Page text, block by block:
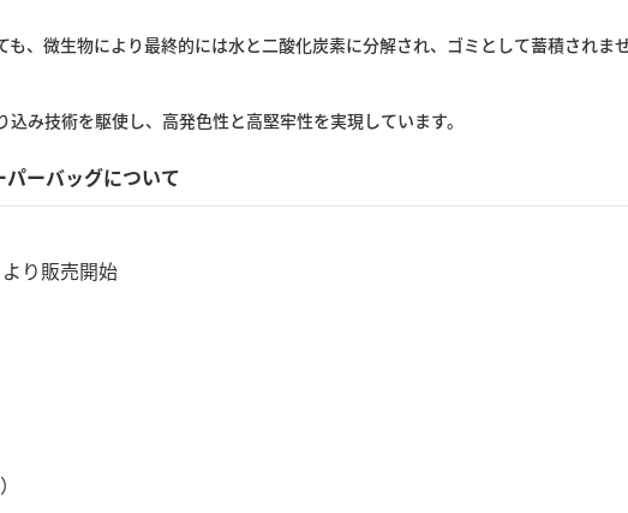
も、微生物により最終的には水と二酸化炭素に分解され、ゴミとして蓄積されませ
み技術を駆使し、高発色性と高堅牢性を実現しています。
パーバッグについて
り販売開始